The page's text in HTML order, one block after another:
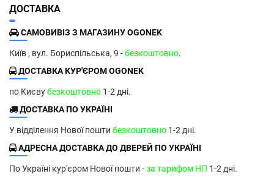
ДОСТАВКА
САМОВИВІЗ З МАГАЗИНУ OGONEK
Київ , вул. Бориспільська, 9 -безкоштовно.
ДОСТАВКА КУР'ЄРОМ OGONEK
по Києвубезкоштовно 1-2 дні.
ДОСТАВКА ПО УКРАЇНІ
У відділення Нової пошти безкоштовно 1-2 дні.
АДРЕСНА ДОСТАВКА ДО ДВЕРЕЙ ПО УКРАЇНІ
По Україні кур'єром Нової пошти -за тарифом НП 1-2 дні.